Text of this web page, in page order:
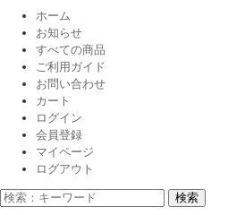
ホーム
お知らせ
すべての商品
ご利用ガイド
お問い合わせ
カート
ログイン
会員登録
マイページ
ログアウト
検索